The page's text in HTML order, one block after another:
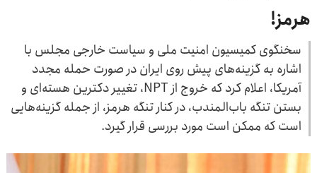
هرمز!
سخنگوی کمیسیون امنیت ملی و سیاست خارجی مجلس با
اشاره به گزینه‌های پیش روی ایران در صورت حمله مجدد
آمریکا، اعلام کرد که خروج از NPT، تغییر دکترین هسته‌ای و
بستن تنگه باب‌المندب، در کنار تنگه هرمز، از جمله گزینه‌هایی
است که ممکن است مورد بررسی قرار گیرد.